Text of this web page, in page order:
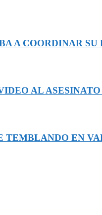
A COORDINAR
AL
TEMBLANDO EN